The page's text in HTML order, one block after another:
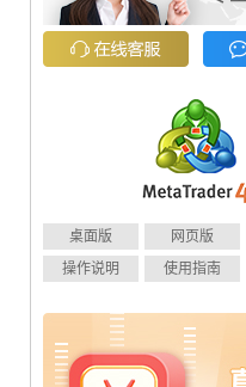
桌面版 网页版
操作说明
使用指南